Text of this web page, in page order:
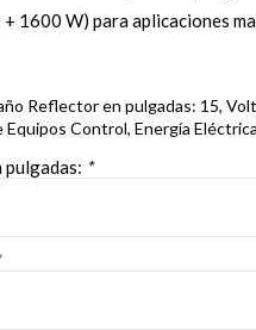
1600 W) para aplicaciones
Reflector en pulgadas: 15,
Equipos Control, Energía
pulgadas: *